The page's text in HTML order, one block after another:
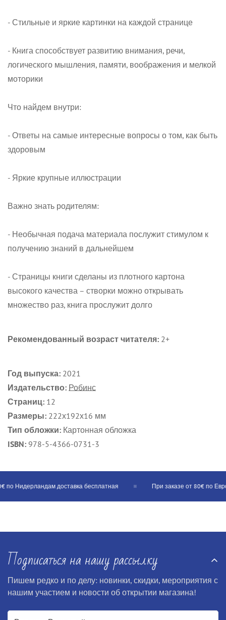
- Стильные и яркие картинки на каждой странице
- Книга способствует развитию внимания, речи,
логического мышления, памяти, воображения и мелкой
моторики
Что найдем внутри:
- Ответы на самые интересные вопросы о том, как быть
здоровым
- Яркие крупные иллюстрации
Важно знать родителям:
- Необычная подача материала послужит стимулом к
получению знаний в дальнейшем
- Страницы книги сделаны из плотного картона
высокого качества – створки можно открывать
множество раз, книга прослужит долго
Рекомендованный возраст читателя: 2+
Год выпуска: 2021
Издательство: Робинс
Страниц: 12
Размеры: 222х192х16 мм
Тип обложки: Картонная обложка
ISBN: 978-5-4366-0731-3
Нидерландам доставка бесплатная При заказе от 80€ по
Подписаться на нашу рассылку
Пишем редко и по делу: новинки, скидки, мероприятия с
нашим участием и новости об открытии магазина!
Confirm your age
Are you 18 years old or older?